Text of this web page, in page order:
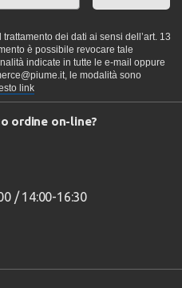
dei dati ai sensi dell’art. 13
è possibile revocare tale
indicate in tutte le e-mail oppure
le modalità sono
link
ordine on-line?
/ 14:00-16:30